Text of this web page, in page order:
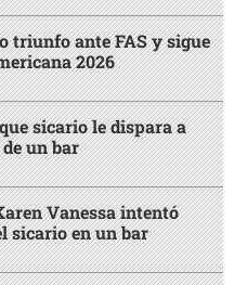
triunfo ante FAS y sigue
2026
sicario le dispara a
un bar
Vanessa intentó
sicario en un bar